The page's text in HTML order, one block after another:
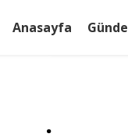
Anasayfa